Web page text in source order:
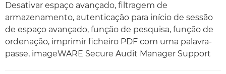
Desativar espaço avançado, filtragem de
armazenamento, autenticação para início de sessão
de espaço avançado, função de pesquisa, função de
ordenação, imprimir ficheiro PDF com uma palavra-
passe, imageWARE Secure Audit Manager Support